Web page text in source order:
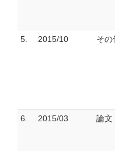
5. 2015/10 その
6. 2015/03 論文